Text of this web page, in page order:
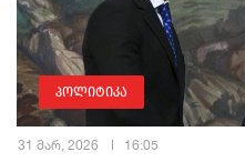
პოლიტიკა
31 მარ, 2026 16:05